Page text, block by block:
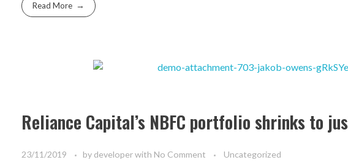
Read More
Reliance Capital’s NBFC portfolio shrinks to
23/11/2019 by developerwith No Comment Uncategorized